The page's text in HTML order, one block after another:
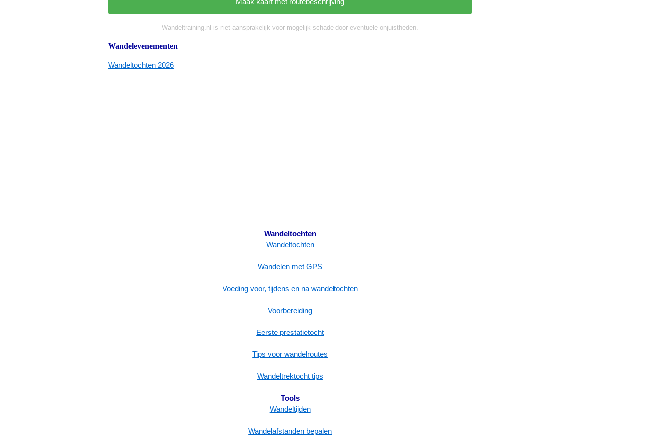
Wandeltraining.nl is niet aansprakelijk voor mogelijk schade door eventuele onjuistheden.
Wandelevenementen
Wandeltochten 2026
Wandeltochten
Wandeltochten
Wandelen met GPS
Voeding voor, tijdens en na wandeltochten
Voorbereiding
Eerste prestatietocht
Tips voor wandelroutes
Wandeltrektocht tips
Tools
Wandeltijden
Wandelafstanden bepalen